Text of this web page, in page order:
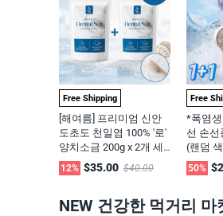
Free Shipping
[해여름] 프리미엄 신안
도초도 천일염 100% '로'
양치소금 200g x 2개 세
트 #식용등급소금 #천연
구강케어 Dental Sea Sal
12% $35.00 $40.00
Free
*폭염
선 손선
(랜덤
+USB
le Mini
50%
NEW 건강한 먹거리 마